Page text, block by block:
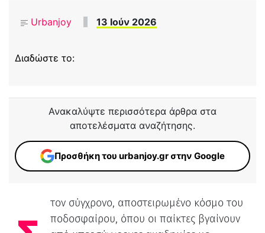
Urbanjoy 13 Ιούν 2026
Διαδώστε το:
Ανακαλύψτε περισσότερα άρθρα στα
αποτελέσματα αναζήτησης.
Προσθήκη του urbanjoy.gr στην Google
τον σύγχρονο, αποστειρωμένο κόσμο του
ποδοσφαίρου, όπου οι παίκτες βγαίνουν